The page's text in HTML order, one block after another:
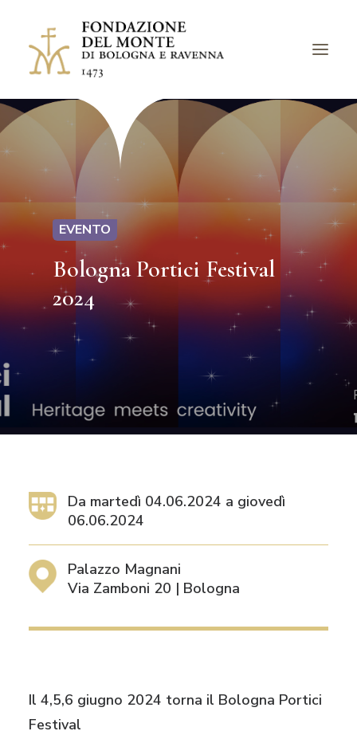
LA FONDAZIONE
BANDI
PROGETTI
EVENTI
LUOGHI
ARCHIVI
AVVISI
CHIEDI UN CONTRIBUTO
RICHIEDI IL LOGO
EVENTO
Bologna Portici Festival
2024
Il 4,5,6 giugno 2024 torna il Bologna Portici
Festival
Da martedì 04.06.2024 a giovedì
06.06.2024
Palazzo Magnani
Via Zamboni 20 | Bologna